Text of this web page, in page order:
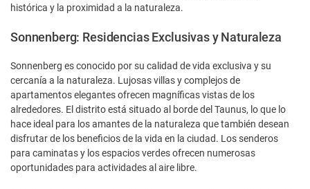
histórica y la proximidad a la naturaleza.
Sonnenberg: Residencias Exclusivas y Naturaleza
Sonnenberg es conocido por su calidad de vida exclusiva y su
cercanía a la naturaleza. Lujosas villas y complejos de
apartamentos elegantes ofrecen magníficas vistas de los
alrededores. El distrito está situado al borde del Taunus, lo que lo
hace ideal para los amantes de la naturaleza que también desean
disfrutar de los beneficios de la vida en la ciudad. Los senderos
para caminatas y los espacios verdes ofrecen numerosas
oportunidades para actividades al aire libre.